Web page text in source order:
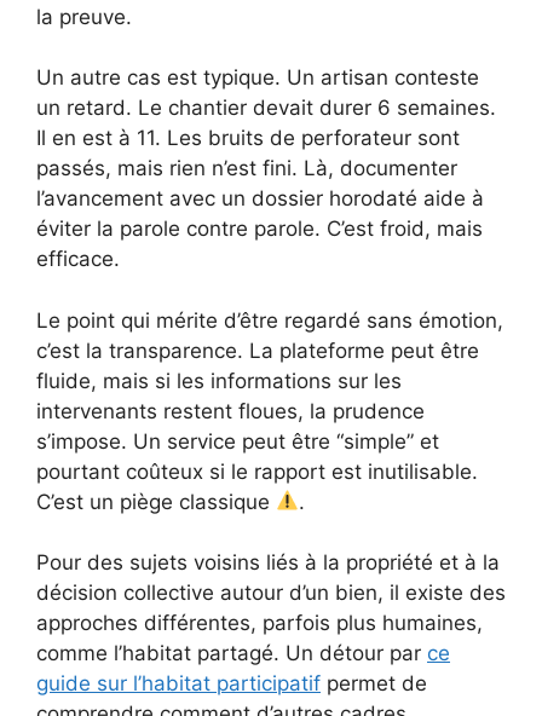
la preuve.
Un autre cas est typique. Un artisan conteste
un retard. Le chantier devait durer 6 semaines.
Il en est à 11. Les bruits de perforateur sont
passés, mais rien n’est fini. Là, documenter
l’avancement avec un dossier horodaté aide à
éviter la parole contre parole. C’est froid, mais
efficace.
Le point qui mérite d’être regardé sans émotion,
c’est la transparence. La plateforme peut être
fluide, mais si les informations sur les
intervenants restent floues, la prudence
s’impose. Un service peut être “simple” et
pourtant coûteux si le rapport est inutilisable.
C’est un piège classique
.
Pour des sujets voisins liés à la propriété et à la
décision collective autour d’un bien, il existe des
approches différentes, parfois plus humaines,
comme l’habitat partagé. Un détour par ce
guide sur l’habitat participatif permet de